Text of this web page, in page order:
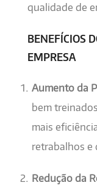
qualidade de
BENEFÍCIOS
EMPRESA
Aumento da
bem
mais
retrabalhos e
Redução da